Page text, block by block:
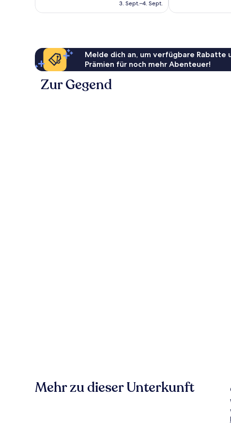
Bewertungen
3. Sept.–4. Sept.
Melde dich an, um verfügbare Rabatte
Prämien für noch mehr Abenteuer!
Zur Gegend
Mehr zu dieser Unterkunft